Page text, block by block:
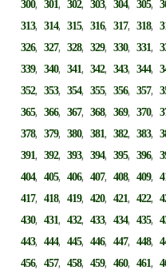
300,301,302,303,304,305,
313,314,315,316,317,318,
326,327,328,329,330,331,
339,340,341,342,343,344,
352,353,354,355,356,357,
365,366,367,368,369,370,
378,379,380,381,382,383,
391,392,393,394,395,396,
404,405,406,407,408,409,
417,418,419,420,421,422,
430,431,432,433,434,435,
443,444,445,446,447,448,
456,457,458,459,460,461,